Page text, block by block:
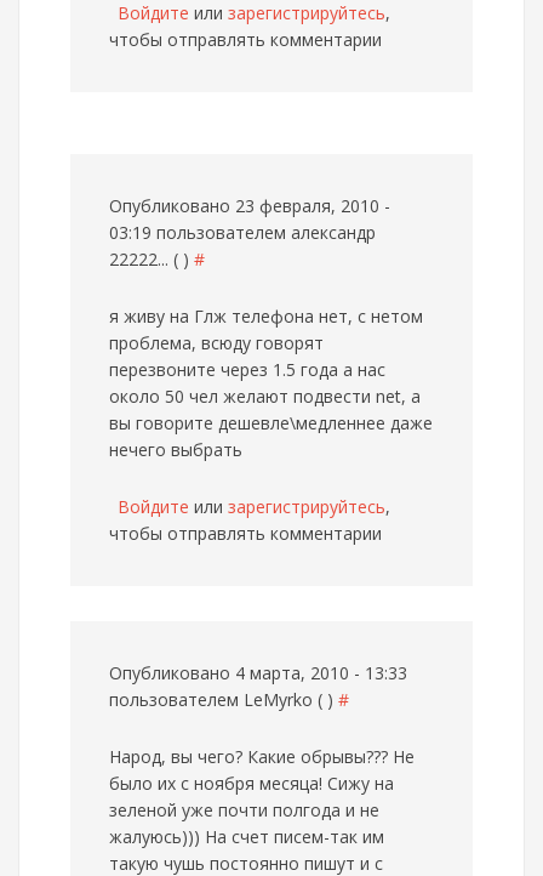
Войдите или зарегистрируйтесь,
чтобы отправлять комментарии
Опубликовано 23 февраля, 2010 -
03:19 пользователем александр
22222... ( ) #
я живу на Глж телефона нет, с нетом
проблема, всюду говорят
перезвоните через 1.5 года а нас
около 50 чел желают подвести net, а
вы говорите дешевле\медленнее даже
нечего выбрать
Войдите или зарегистрируйтесь,
чтобы отправлять комментарии
Опубликовано 4 марта, 2010 - 13:33
пользователем LeMyrko ( ) #
Народ, вы чего? Какие обрывы??? Не
было их с ноября месяца! Сижу на
зеленой уже почти полгода и не
жалуюсь))) На счет писем-так им
такую чушь постоянно пишут и с